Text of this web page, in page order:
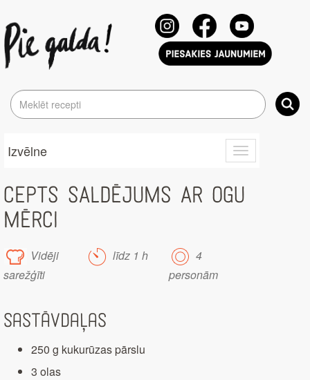
Toggle
navigation
Izvēlne
CEPTS SALDĒJUMS AR OGU
MĒRCI
Vidēji
sarežģīti
līdz 1 h
4
personām
Sastāvdaļas
250 g kukurūzas pārslu
3 olas